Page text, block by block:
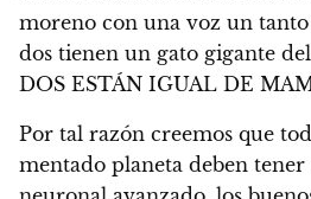
moreno con una voz un tanto
dos tienen un gato gigante
DOS ESTÁN IGUAL DE
Por tal razón creemos que
mentado planeta deben